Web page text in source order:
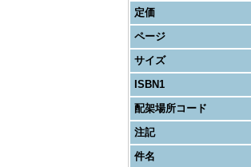
定価
ページ
サイズ
ISBN1
配架場所コード
注記
件名